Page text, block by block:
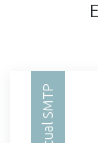
Virtual SMTP